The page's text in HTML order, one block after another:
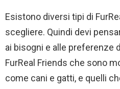
Esistono diversi tipi di
scegliere. Quindi devi
ai bisogni e alle preferenze
FurReal Friends che sono
come cani e gatti, e quelli